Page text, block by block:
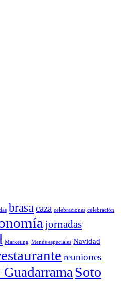
brasacaza celebraciones celebración
jornadas
Marketing Menús especiales Navidad
reuniones
GuadarramaSoto